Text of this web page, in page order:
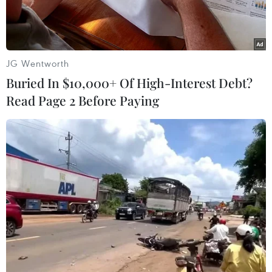
tuần.
Du khách được xem tiết mục múa hoa đăng, mô phỏng điệu
múa cung đình trên sàn kính của khu khảo cổ Đoan Môn.
(Nguồn: Vietnamtourism)
Theo Trung tâm Bảo tồn Di sản Thăng Long – Hà
JG Wentworth
Buried In $10,000+ Of High-Interest Debt?
Read Page 2 Before Paying